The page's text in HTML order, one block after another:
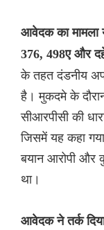
आवेदक का मामला
376, 498ए और
के तहत दंडनीय
है। मुकदमे के
सीआरपीसी की
जिसमें यह कहा गया
बयान आरोपी और
था।
आवेदक ने तर्क